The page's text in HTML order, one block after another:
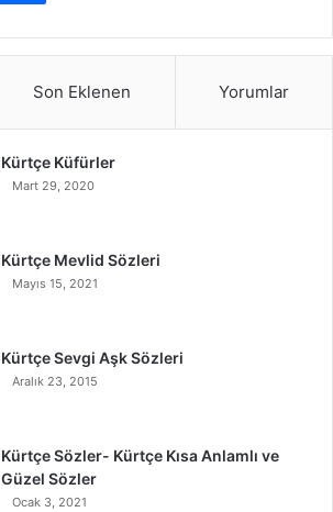
Son Eklenen Yorumlar
Kürtçe Küfürler
Mart 29, 2020
Kürtçe Mevlid Sözleri
Mayıs 15, 2021
Kürtçe Sevgi Aşk Sözleri
Aralık 23, 2015
Kürtçe Sözler- Kürtçe Kısa Anlamlı ve
Güzel Sözler
Ocak 3, 2021